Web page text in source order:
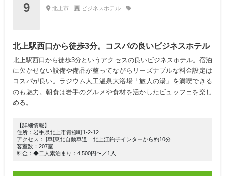
9 北上市 ビジネスホテル
北上駅西口から徒歩3分。コスパの良いビジネスホテル
北上駅西口から徒歩3分というアクセスの良いビジネスホテル。宿泊
に欠かせない設備や備品が整ってながらリーズナブルな料金設定は
コスパが良い。ラジウム人工温泉大浴場「旅人の湯」を満喫できる
のも魅力。朝食は岩手のグルメや食材を活かしたビュッフェを楽し
める。
【詳細情報】
住所：岩手県北上市青柳町1-2-12
アクセス： [車]東北自動車道 北上江釣子インターから約10分
客室数：207室
料金：◆二人素泊まり：4,500円〜／1人